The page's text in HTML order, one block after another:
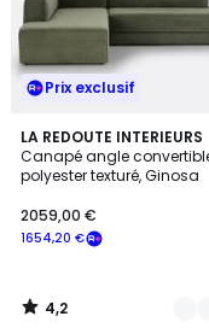
Prix exclusif
LA REDOUTE INTERIEURS
Canapé angle
polyester texturé, Ginosa
1654,20 €
2059,00 €
4,2
/ 5
3
Couleurs
4,2
/